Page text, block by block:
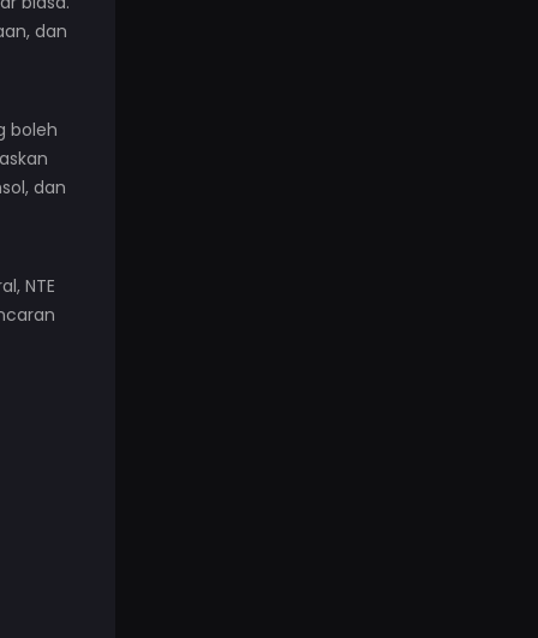
dan
boleh
dan
NTE